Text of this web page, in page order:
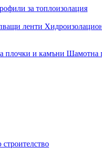
за топлоизолация
ленти
плочки и камъни Шамотна
строителство